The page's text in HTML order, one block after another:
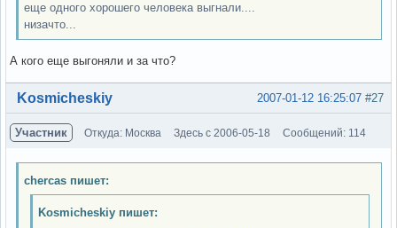
еще одного хорошего человека выгнали....
низачто...
А кого еще выгоняли и за что?
Вне форума #27
2007-01-12 16:25:07
Kosmicheskiy
Участник Откуда: Москва Здесь с 2006-05-18 Сообщений: 114
chercas пишет:
Kosmicheskiy пишет: